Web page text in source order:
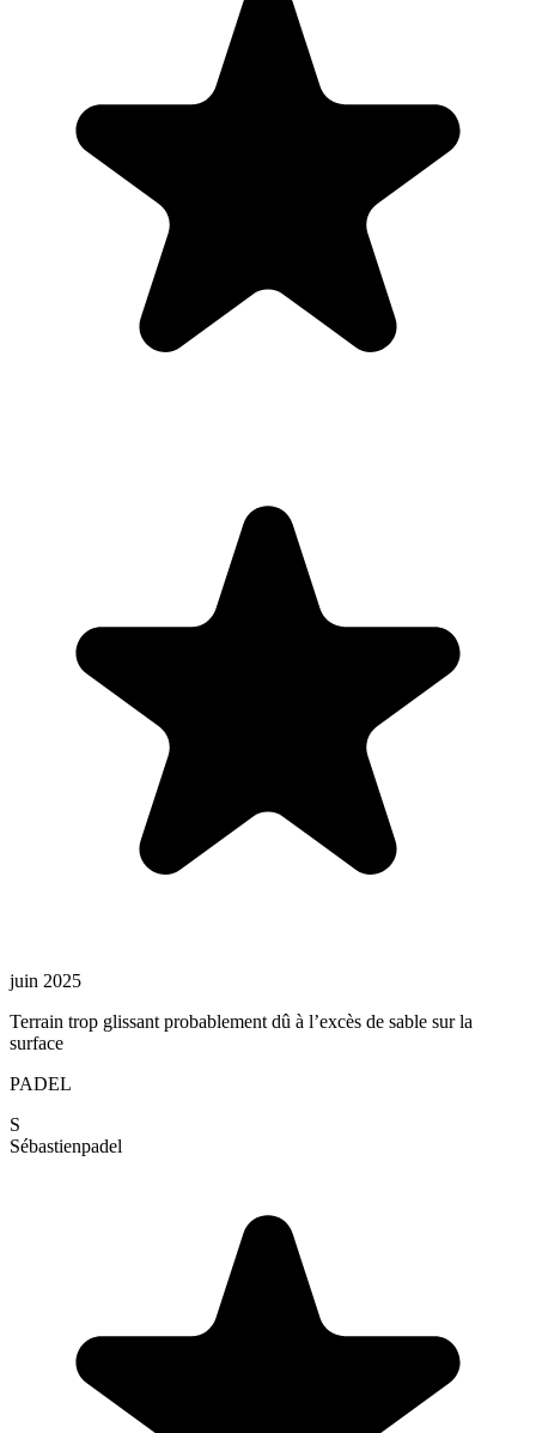
juin 2025
Terrain trop glissant probablement dû à l’excès de sable sur la
surface
PADEL
S
Sébastienpadel